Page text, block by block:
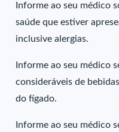
Informe ao seu médico
saúde que estiver
inclusive alergias.
Informe ao seu médico
consideráveis de
do fígado.
Informe ao seu médico